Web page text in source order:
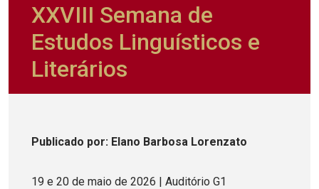
XXVIII Semana de
Estudos Linguísticos e
Literários
Publicado por: Elano Barbosa Lorenzato
19 e 20 de maio de 2026 | Auditório G1